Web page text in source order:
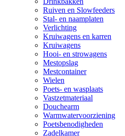
Ruiven en Slowfeeders
Stal- en naamplaten
Verlichting
Kruiwagens en karren
Kruiwagens
Hooi- en strowagens
Mestopslag
Mestcontainer
Wielen
Poets- en wasplaats
Vastzetmateriaal
Douchearm
Warmwatervoorziening
Poetsbenodigheden
Zadelkamer